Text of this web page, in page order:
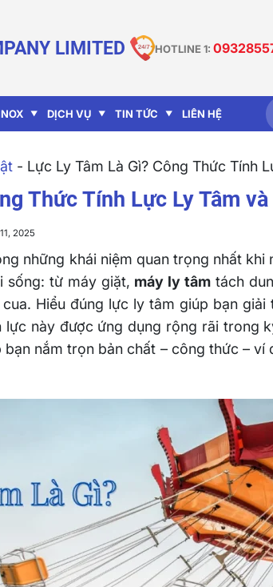
LIMITED HOTLINE 1:
DỊCH VỤ TIN TỨC LIÊN HỆ
- Lực Ly Tâm Là Gì? Công Thức Tính
Thức Tính Lực Ly Tâm
2025
những khái niệm quan trọng nhất khi
sống: từ máy giặt, máy ly tâm tách
Hiểu đúng lực ly tâm giúp bạn
này được ứng dụng rộng rãi trong
nắm trọn bản chất – công thức –